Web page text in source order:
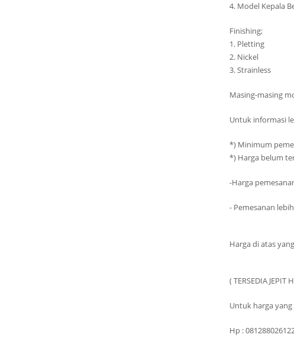
4. Model Kepala
Finishing;
1. Pletting
2. Nickel
3. Strainless
Masing-masing
Untuk informasi
*) Minimum
*) Harga belum
-Harga
- Pemesanan
Harga di atas
( TERSEDIA JEPIT
Untuk harga
Hp :